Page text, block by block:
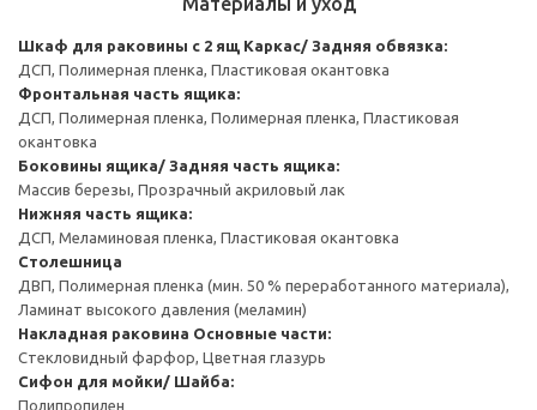
Шкаф для раковины с 2 ящ Каркас/ Задняя обвязка:
ДСП, Полимерная пленка, Пластиковая окантовка
Фронтальная часть ящика:
ДСП, Полимерная пленка, Полимерная пленка, Пластиковая
окантовка
Боковины ящика/ Задняя часть ящика:
Массив березы, Прозрачный акриловый лак
Нижняя часть ящика:
ДСП, Меламиновая пленка, Пластиковая окантовка
Столешница
ДВП, Полимерная пленка (мин. 50 % переработанного материала),
Ламинат высокого давления (меламин)
Накладная раковина Основные части:
Стекловидный фарфор, Цветная глазурь
Cифон для мойки/ Шайба:
Полипропилен